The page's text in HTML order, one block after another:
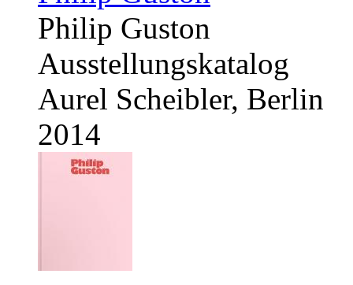
Philip Guston
Ausstellungskatalog
Aurel Scheibler, Berlin
2014